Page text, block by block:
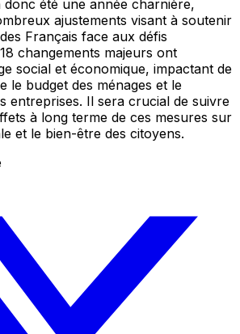
été une année charnière,
ajustements visant à soutenir
Français face aux défis
changements majeurs ont
social et économique, impactant de
le budget des ménages et le
entreprises. Il sera crucial de suivre
à long terme de ces mesures sur
et le bien-être des citoyens.